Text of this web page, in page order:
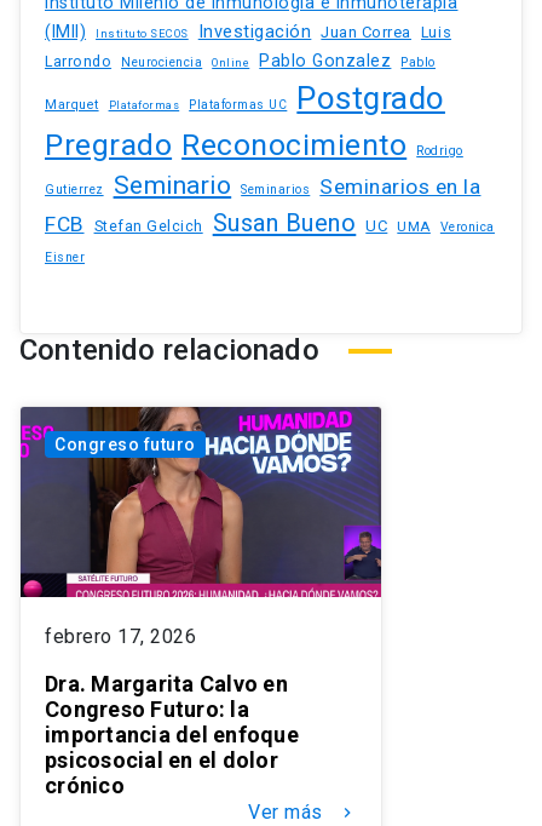
(IMII)
Instituto SECOS Investigación Juan Correa Luis
Larrondo
Neurociencia Online Pablo Gonzalez Pablo
Marquet Plataformas Plataformas UC Postgrado
Pregrado Reconocimiento Rodrigo
Gutierrez Seminario Seminarios
Seminarios en la
FCB
Stefan Gelcich Susan Bueno UC UMA
Veronica
Eisner
Contenido relacionado
Congreso futuro
febrero 17, 2026
Dra. Margarita Calvo en
Congreso Futuro: la
importancia del enfoque
psicosocial en el dolor
crónico
Ver más keyboard_arrow_right